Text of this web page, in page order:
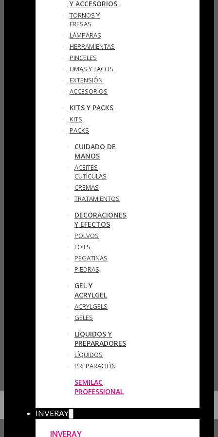
Y ACCESORIOS
TORNOS Y
FRESAS
LÁMPARAS
HERRAMIENTAS
PINCELES
LIMAS Y TACOS
EXTENSIÓN
ACCESORIOS
KITS Y PACKS
KITS
PACKS
CUIDADO DE
MANOS
ACEITES
CUTÍCULAS
CREMAS
TRATAMIENTOS
DECORACIONES
Y EFECTOS
POLVOS
FOILS
PEGATINAS
PIEDRAS
GEL Y
ACRYLGEL
ACRYLGELS
GELES
LÍQUIDOS Y
PREPARADORES
LÍQUIDOS
PREPARACIÓN
SEMILAC
PROFESSIONAL
INVERAY
INVERAY